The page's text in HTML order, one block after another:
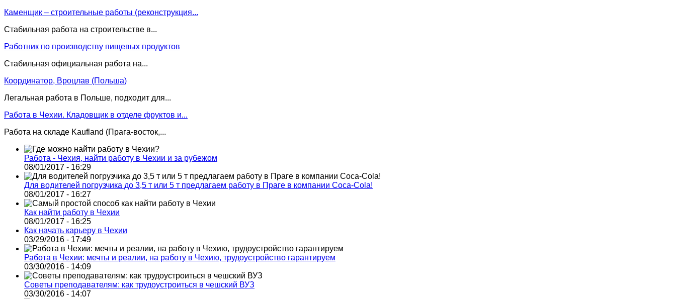
Каменщик – строительные работы (реконструкция...
Стабильная работа на строительстве в...
Работник по производству пищевых продуктов
Стабильная официальная работа на...
Координатор, Вроцлав (Польша)
Легальная работа в Польше, подходит для...
Работа в Чехии. Кладовщик в отделе фруктов и...
Работа на складе Kaufland (Прага-восток,...
Работа - Чехия, найти работу в Чехии и за рубежом
08/01/2017 - 16:29
Для водителей погрузчика до 3,5 т или 5 т предлагаем работу в Праге в компании Coca-Cola!
08/01/2017 - 16:27
Как найти работу в Чехии
08/01/2017 - 16:25
Как начать карьеру в Чехии
03/29/2016 - 17:49
Работа в Чехии: мечты и реалии, на работу в Чехию, трудоустройство гарантируем
03/30/2016 - 14:09
Советы преподавателям: как трудоустроиться в чешский ВУЗ
03/30/2016 - 14:07